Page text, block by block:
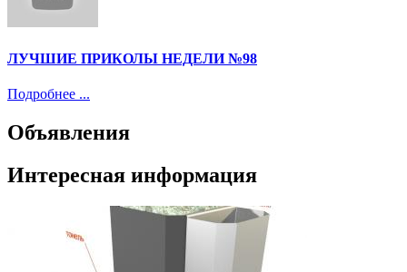
ЛУЧШИЕ ПРИКОЛЫ НЕДЕЛИ №98
Подробнее ...
Объявления
Интересная информация